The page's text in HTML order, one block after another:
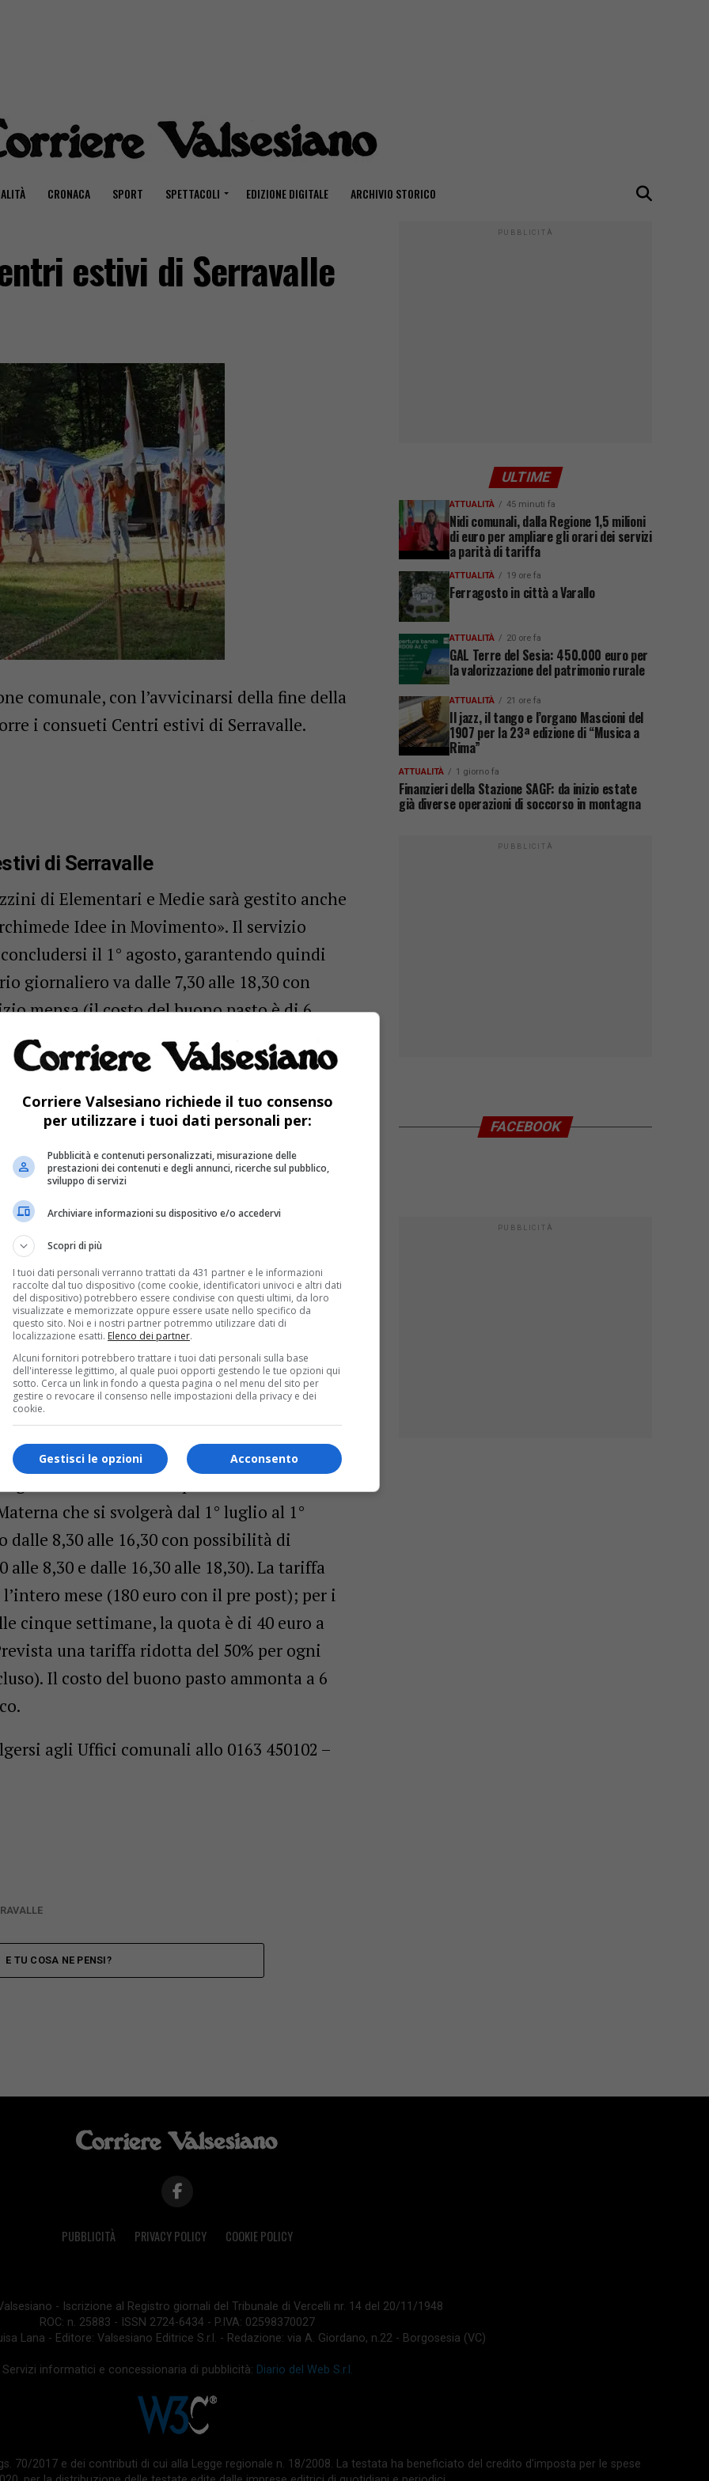
CRONACA SPORT SPETTACOLI EDIZIONE DIGITALE ARCHIVIO STORICO
estivi di Serravalle
comunale, con l’avvicinarsi della fine della
i consueti Centri estivi di Serravalle.
di Serravalle
di Elementari e Medie sarà gestito anche
Idee in Movimento». Il servizio
il 1° agosto, garantendo quindi
giornaliero va dalle 7,30 alle 18,30 con
mensa (il costo del buono pasto è di 6
attività si concentreranno sempre nello
cortile esterno. Gli iscritti verranno
d’età.
libero seguito dall’accoglienza, quindi un
dei compiti delle vacanze; poi spazio
sarà caratterizzato da gioco
In programma, inoltre, uscite sul
sarà sempre dato spazio al «grande
188 euro; a cinque settimane, 212; a sei
euro; a otto settimane 288 euro. Prevista
fratello e/o sorella. Le iscrizioni sono da
La ricevuta del bonifico attestante
andrà tassativamente consegnata agli
del servizio.
come sempre anche un Centro
che si svolgerà dal 1° luglio al 1°
dalle 8,30 alle 16,30 con possibilità di
8,30 e dalle 16,30 alle 18,30). La tariffa
mese (180 euro con il pre post); per i
cinque settimane, la quota è di 40 euro a
una tariffa ridotta del 50% per ogni
Il costo del buono pasto ammonta a 6
agli Uffici comunali allo 0163 450102 –
E TU COSA NE PENSI?
PUBBLICITÀ
ULTIME
ATTUALITÀ 45 minuti fa
Nidi comunali, dalla Regione 1,5 milioni
di euro per ampliare gli orari dei servizi
a parità di tariffa
ATTUALITÀ 19 ore fa
Ferragosto in città a Varallo
ATTUALITÀ 20 ore fa
GAL Terre del Sesia: 450.000 euro per
la valorizzazione del patrimonio rurale
ATTUALITÀ 21 ore fa
Il jazz, il tango e l’organo Mascioni del
1907 per la 23ª edizione di “Musica a
Rima”
ATTUALITÀ 1 giorno fa
Finanzieri della Stazione SAGF: da inizio estate
già diverse operazioni di soccorso in montagna
PUBBLICITÀ
FACEBOOK
PUBBLICITÀ
PUBBLICITÀ PRIVACY POLICY COOKIE POLICY
- Iscrizione al Registro giornali del Tribunale di Vercelli nr. 14 del 20/11/1948
ROC: n. 25883 - ISSN 2724-6434 - P.IVA: 02598370027
Lana - Editore: Valsesiano Editrice S.r.l. - Redazione: via A. Giordano, n.22 - Borgosesia (VC)
Servizi informatici e concessionaria di pubblicità: Diario del Web S.r.l.
70/2017 e dei contributi di cui alla Legge regionale n. 18/2008. La testata ha beneficiato del credito d'imposta per le spese
Corriere Valsesiano richiede il tuo consenso
per utilizzare i tuoi dati personali per:
Pubblicità e contenuti personalizzati, misurazione delle
prestazioni dei contenuti e degli annunci, ricerche sul pubblico,
sviluppo di servizi
Archiviare informazioni su dispositivo e/o accedervi
Scopri di più
I tuoi dati personali verranno trattati da 431 partner e le informazioni
raccolte dal tuo dispositivo (come cookie, identificatori univoci e altri dati
del dispositivo) potrebbero essere condivise con questi ultimi, da loro
visualizzate e memorizzate oppure essere usate nello specifico da
questo sito. Noi e i nostri partner potremmo utilizzare dati di
localizzazione esatti. Elenco dei partner.
Alcuni fornitori potrebbero trattare i tuoi dati personali sulla base
dell'interesse legittimo, al quale puoi opporti gestendo le tue opzioni qui
sotto. Cerca un link in fondo a questa pagina o nel menu del sito per
gestire o revocare il consenso nelle impostazioni della privacy e dei
cookie.
Acconsento
Gestisci le opzioni